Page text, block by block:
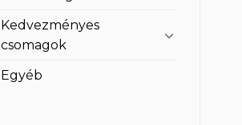
Kedvezményes
csomagok
Egyéb